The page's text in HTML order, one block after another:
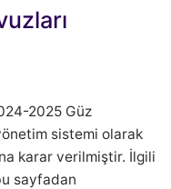
2025 Güz
sistemi olarak
karar verilmiştir. İlgili
sayfadan